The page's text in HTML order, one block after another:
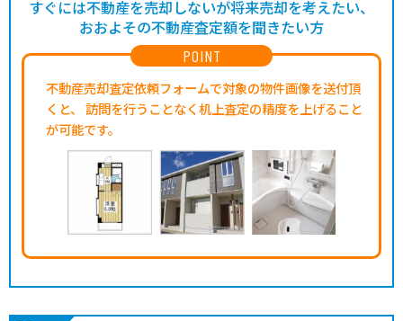
POINT
不動産売却査定依頼フォームで対象の物件画像を送付頂
くと、
訪問を行うことなく机上査定の精度を上げること
が可能です。
すぐには不動産を売却しないが将来売却を考えたい、
おおよその不動産査定額を聞きたい方